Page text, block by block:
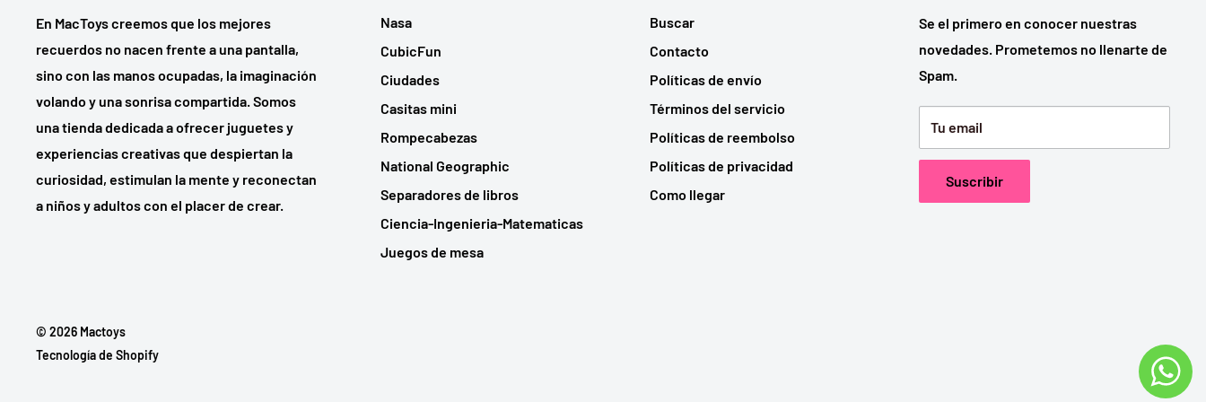
En MacToys creemos que los mejores
recuerdos no nacen frente a una pantalla,
sino con las manos ocupadas, la imaginación
volando y una sonrisa compartida. Somos
una tienda dedicada a ofrecer juguetes y
experiencias creativas que despiertan la
curiosidad, estimulan la mente y reconectan
a niños y adultos con el placer de crear.
Nasa
CubicFun
Ciudades
Casitas mini
Rompecabezas
National Geographic
Separadores de libros
Ciencia-Ingenieria-Matematicas
Juegos de mesa
Buscar
Contacto
Políticas de envío
Términos del servicio
Políticas de reembolso
Políticas de privacidad
Como llegar
Se el primero en conocer nuestras
novedades. Prometemos no llenarte de
Spam.
Tu email
Suscribir
© 2026 Mactoys
Tecnología de Shopify